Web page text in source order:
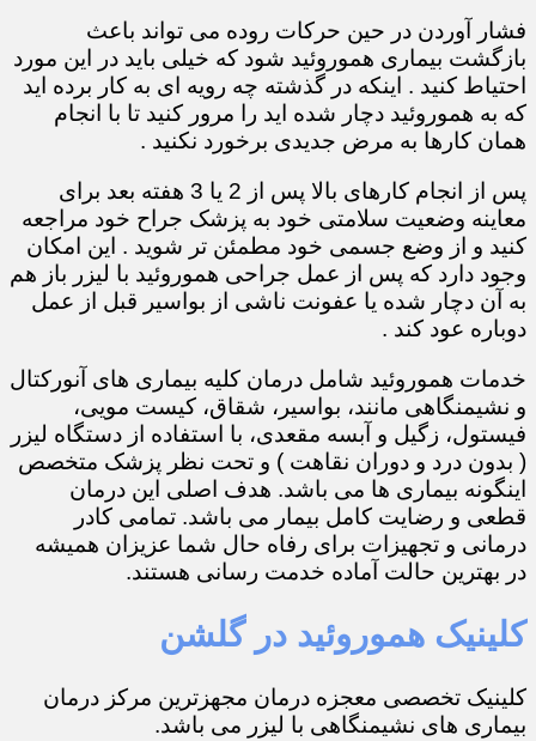
فشار آوردن در حین حرکات روده می تواند باعث
بازگشت بیماری هموروئید شود که خیلی باید در این مورد
احتیاط کنید . اینکه در گذشته چه رویه ای به کار برده اید
که به هموروئید دچار شده اید را مرور کنید تا با انجام
همان کارها به مرض جدیدی برخورد نکنید .
پس از انجام کارهای بالا پس از 2 یا 3 هفته بعد برای
معاینه وضعیت سلامتی خود به پزشک جراح خود مراجعه
کنید و از وضع جسمی خود مطمئن تر شوید . این امکان
وجود دارد که پس از عمل جراحی هموروئید با لیزر باز هم
به آن دچار شده یا عفونت ناشی از بواسیر قبل از عمل
دوباره عود کند .
خدمات هموروئید شامل درمان کلیه بیماری های آنورکتال
و نشیمنگاهی مانند، بواسیر، شقاق، کیست مویی،
فیستول، زگیل و آبسه مقعدی، با استفاده از دستگاه لیزر
( بدون درد و دوران نقاهت ) و تحت نظر پزشک متخصص
اینگونه بیماری ها می باشد. هدف اصلی این درمان
قطعی و رضایت کامل بیمار می باشد. تمامی کادر
درمانی و تجهیزات برای رفاه حال شما عزیزان همیشه
در بهترین حالت آماده خدمت رسانی هستند.
کلینیک هموروئید در گلشن
کلینیک تخصصی معجزه درمان مجهزترین مرکز درمان
بیماری های نشیمنگاهی با لیزر می باشد.